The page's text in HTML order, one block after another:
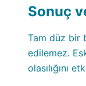
Sonuç
Tam düz bir
edilemez.
olasılığını